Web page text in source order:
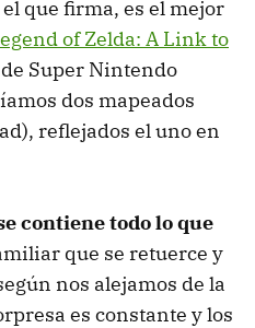
que firma, es el mejor
of Zelda: A Link to
Super Nintendo
dos mapeados
reflejados el uno en
contiene todo lo que
que se retuerce y
nos alejamos de la
es constante y los